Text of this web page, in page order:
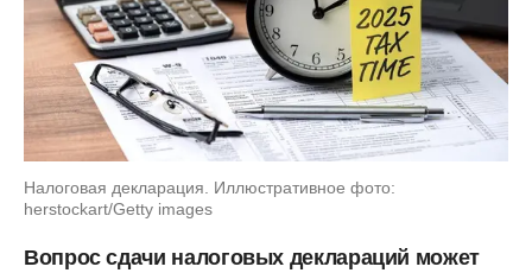
Налоговая декларация. Иллюстративное фото:
herstockart/Getty images
Вопрос сдачи налоговых деклараций может